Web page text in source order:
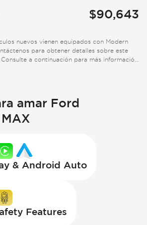
$90,643
nuevos vienen equipados con Modern
para obtener detalles sobre este
a continuación para más información
amar Ford
& Android Auto
Features